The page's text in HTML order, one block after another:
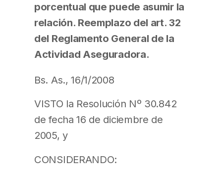
porcentual que puede asumir la
relación. Reemplazo del art. 32
del Reglamento General de la
Actividad Aseguradora.
Bs. As., 16/1/2008
VISTO la Resolución Nº 30.842
de fecha 16 de diciembre de
2005, y
CONSIDERANDO: